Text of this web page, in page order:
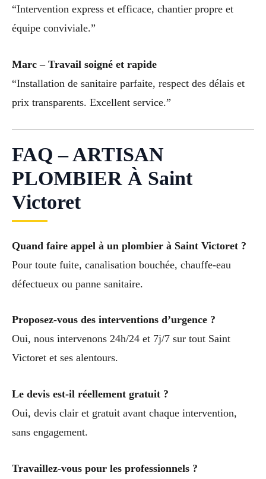
“Intervention express et efficace, chantier propre et
équipe conviviale.”
Marc – Travail soigné et rapide
“Installation de sanitaire parfaite, respect des délais et
prix transparents. Excellent service.”
FAQ – ARTISAN
PLOMBIER À Saint
Victoret
Quand faire appel à un plombier à Saint Victoret ?
Pour toute fuite, canalisation bouchée, chauffe-eau
défectueux ou panne sanitaire.
Proposez-vous des interventions d’urgence ?
Oui, nous intervenons 24h/24 et 7j/7 sur tout Saint
Victoret et ses alentours.
Le devis est-il réellement gratuit ?
Oui, devis clair et gratuit avant chaque intervention,
sans engagement.
Travaillez-vous pour les professionnels ?